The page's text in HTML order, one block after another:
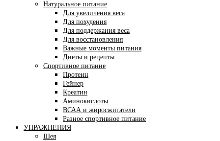
Натуральное питание
Для увеличения веса
Для похудения
Для поддержания веса
Для восстановления
Важные моменты питания
Диеты и рецепты
Спортивное питание
Протеин
Гейнер
Креатин
Аминокислоты
ВСАА и жиросжигатели
Разное спортивное питание
УПРАЖНЕНИЯ
Шея